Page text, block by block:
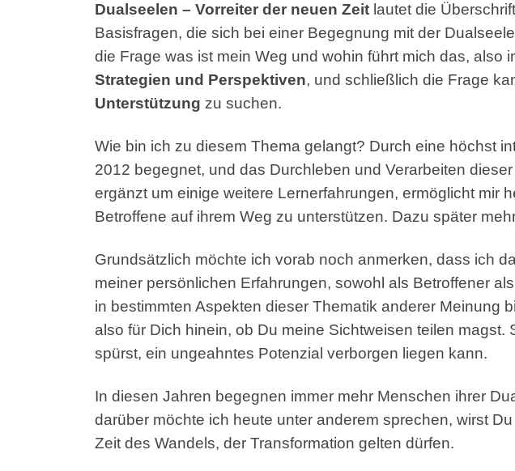
Dualseelen – Vorreiter der neuen Zeit lautet die
Basisfragen, die sich bei einer Begegnung mit der
die Frage was ist mein Weg und wohin führt mich das, also
Strategien und Perspektiven, und schließlich die Frage
Unterstützung zu suchen.
Wie bin ich zu diesem Thema gelangt? Durch eine höchst
2012 begegnet, und das Durchleben und Verarbeiten
ergänzt um einige weitere Lernerfahrungen, ermöglicht mir
Betroffene auf ihrem Weg zu unterstützen. Dazu später
Grundsätzlich möchte ich vorab noch anmerken, dass ich
meiner persönlichen Erfahrungen, sowohl als Betroffener
in bestimmten Aspekten dieser Thematik anderer Meinung
also für Dich hinein, ob Du meine Sichtweisen teilen
spürst, ein ungeahntes Potenzial verborgen liegen kann.
In diesen Jahren begegnen immer mehr Menschen ihrer
darüber möchte ich heute unter anderem sprechen, wirst
Zeit des Wandels, der Transformation gelten dürfen.